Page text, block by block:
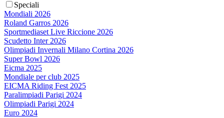
Speciali
Mondiali 2026
Roland Garros 2026
Sportmediaset Live Riccione 2026
Scudetto Inter 2026
Olimpiadi Invernali Milano Cortina 2026
Super Bowl 2026
Eicma 2025
Mondiale per club 2025
EICMA Riding Fest 2025
Paralimpiadi Parigi 2024
Olimpiadi Parigi 2024
Euro 2024